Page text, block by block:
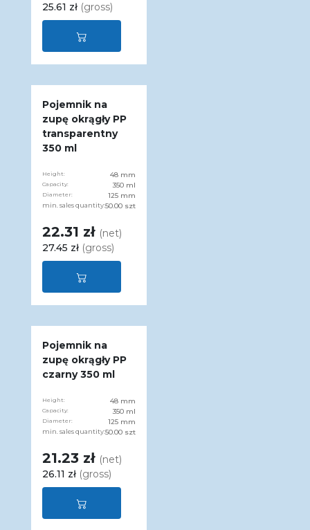
25.61 zł (gross)
Pojemnik na
zupę okrągły PP
transparentny
350 ml
Height: 48 mm
Capacity: 350 ml
Diameter: 125 mm
min. sales quantity:50.00 szt
22.31 zł (net)
27.45 zł (gross)
Pojemnik na
zupę okrągły PP
czarny 350 ml
Height: 48 mm
Capacity: 350 ml
Diameter: 125 mm
min. sales quantity:50.00 szt
21.23 zł (net)
26.11 zł (gross)